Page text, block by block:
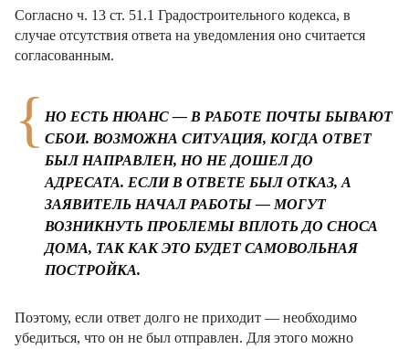
Согласно ч. 13 ст. 51.1 Градостроительного кодекса, в
случае отсутствия ответа на уведомления оно считается
согласованным.
НО ЕСТЬ НЮАНС — В РАБОТЕ ПОЧТЫ БЫВАЮТ
СБОИ. ВОЗМОЖНА СИТУАЦИЯ, КОГДА ОТВЕТ
БЫЛ НАПРАВЛЕН, НО НЕ ДОШЕЛ ДО
АДРЕСАТА. ЕСЛИ В ОТВЕТЕ БЫЛ ОТКАЗ, А
ЗАЯВИТЕЛЬ НАЧАЛ РАБОТЫ — МОГУТ
ВОЗНИКНУТЬ ПРОБЛЕМЫ ВПЛОТЬ ДО СНОСА
ДОМА, ТАК КАК ЭТО БУДЕТ САМОВОЛЬНАЯ
ПОСТРОЙКА.
Поэтому, если ответ долго не приходит — необходимо
убедиться, что он не был отправлен. Для этого можно